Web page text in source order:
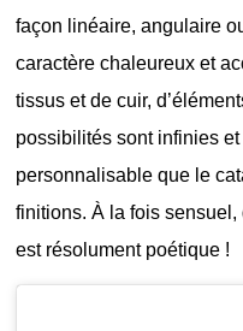
façon linéaire, angulaire
caractère chaleureux et
tissus et de cuir,
possibilités sont infinies
personnalisable que le
finitions. À la fois
est résolument poétique !